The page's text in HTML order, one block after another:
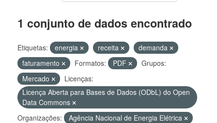
1 conjunto de dados encontrado
Etiquetas: energia receita
demanda
faturamento
Formatos: PDF
Grupos:
Mercado
Licenças:
Licença Aberta para Bases de Dados (ODbL) do Open
Data Commons
Organizações:
Agência Nacional de Energia Elétrica